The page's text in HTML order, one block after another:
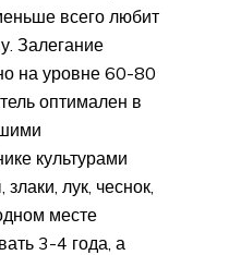
всего любит
Залегание
на уровне 60-80
оптимален в
культурами
лук, чеснок,
месте
3-4 года, а